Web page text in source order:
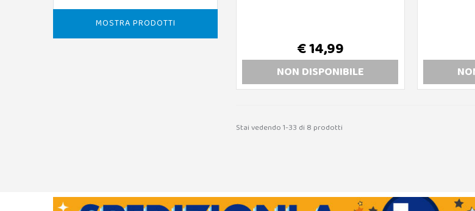
€ 14,99
NON DISPONIBILE
Stai vedendo 1-33 di 8 prodotti
MOSTRA PRODOTTI